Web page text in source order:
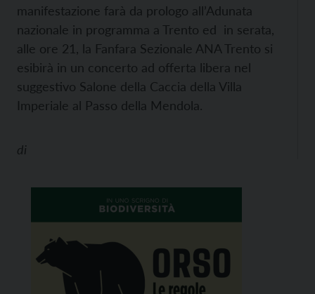
manifestazione farà da prologo all’Adunata
nazionale in programma a Trento ed in serata,
alle ore 21, la Fanfara Sezionale ANA Trento si
esibirà in un concerto ad offerta libera nel
suggestivo Salone della Caccia della Villa
Imperiale al Passo della Mendola.
di